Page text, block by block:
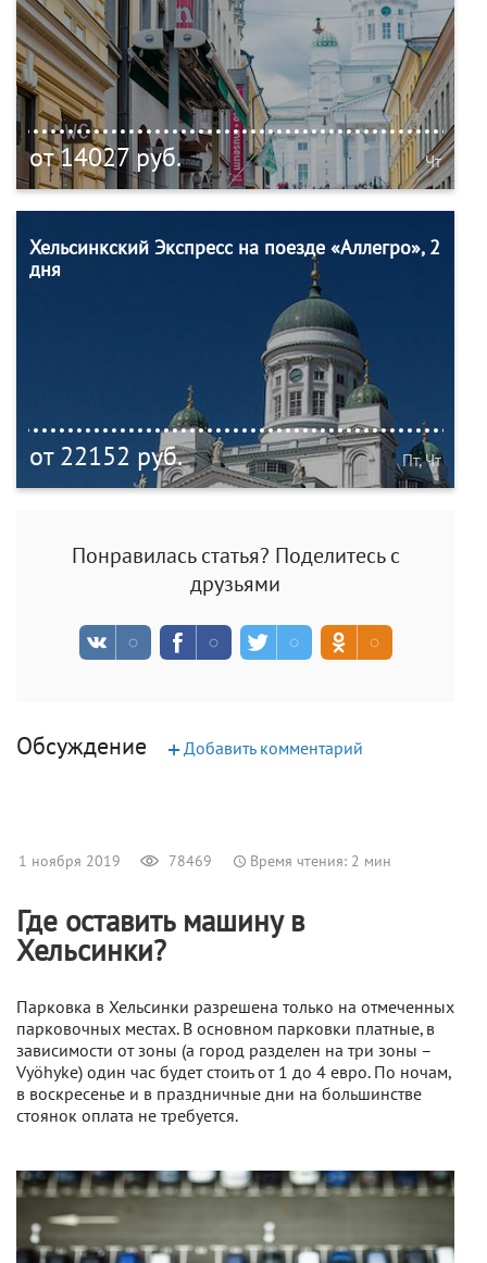
от 14027 руб. Чт
Хельсинкский Экспресс на поезде «Аллегро», 2
дня
от 22152 руб. Пт, Чт
Понравилась статья? Поделитесь с
друзьями
Обсуждение +Добавить комментарий
1 ноября 2019 78469 Время чтения: 2 мин
Где оставить машину в
Хельсинки?
Парковка в Хельсинки разрешена только на отмеченных
парковочных местах. В основном парковки платные, в
зависимости от зоны (а город разделен на три зоны –
Vyöhyke) один час будет стоить от 1 до 4 евро. По ночам,
в воскресенье и в праздничные дни на большинстве
стоянок оплата не требуется.